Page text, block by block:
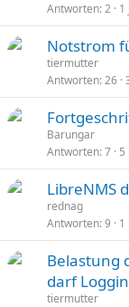
Antworten 2 1
Notstrom
tiermutter
Antworten 26
Barungar
Antworten 7 5
LibreNMS
rednag
Antworten 9 1
Belastung
darf
tiermutter